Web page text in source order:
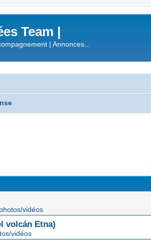
Team |
| Annonces...
vidéos
volcán Etna)
vidéos